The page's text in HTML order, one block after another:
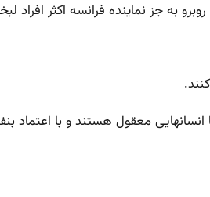
به جز نماینده فرانسه اکثر